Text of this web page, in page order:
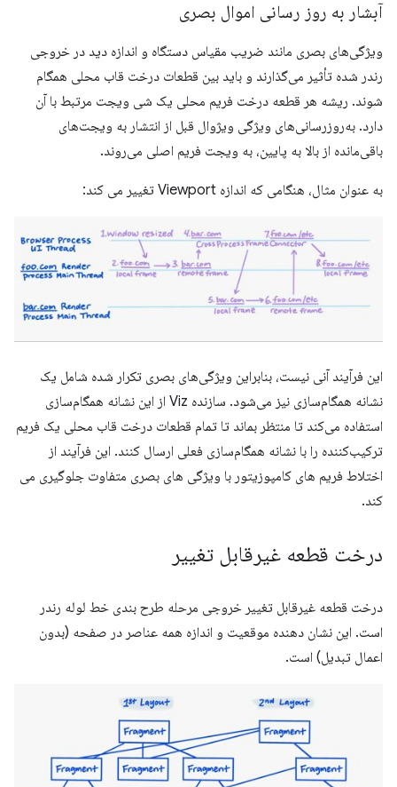
آبشار به روز رسانی اموال بصری
ویژگی‌های بصری مانند ضریب مقیاس دستگاه و اندازه دید در خروجی
رندر شده تأثیر می‌گذارند و باید بین قطعات درخت قاب محلی همگام
شوند. ریشه هر قطعه درخت فریم محلی یک شی ویجت مرتبط با آن
دارد. به‌روزرسانی‌های ویژگی ویژوال قبل از انتشار به ویجت‌های
باقی‌مانده از بالا به پایین، به ویجت فریم اصلی می‌روند.
به عنوان مثال، هنگامی که اندازه Viewport تغییر می کند:
این فرآیند آنی نیست، بنابراین ویژگی‌های بصری تکرار شده شامل یک
نشانه همگام‌سازی نیز می‌شود. سازنده Viz از این نشانه همگام‌سازی
استفاده می‌کند تا منتظر بماند تا تمام قطعات درخت قاب محلی یک فریم
ترکیب‌کننده را با نشانه همگام‌سازی فعلی ارسال کنند. این فرآیند از
اختلاط فریم های کامپوزیتور با ویژگی های بصری متفاوت جلوگیری می
کند.
درخت قطعه غیرقابل تغییر
درخت قطعه غیرقابل تغییر خروجی مرحله طرح بندی خط لوله رندر
است. این نشان دهنده موقعیت و اندازه همه عناصر در صفحه (بدون
اعمال تبدیل) است.